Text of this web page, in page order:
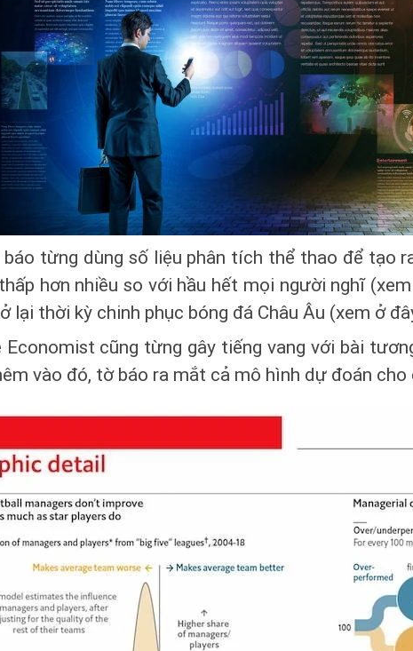
từng dùng số liệu phân tích thể thao để tạo
hơn nhiều so với hầu hết mọi người nghĩ
lại thời kỳ chinh phục bóng đá Châu Âu (xem ở
cũng từng gây tiếng vang với bài
vào đó, tờ báo ra mắt cả mô hình dự đoán